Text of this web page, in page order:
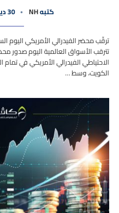
كتبهNH 30 ديسمبر، 2025
تترقب الأسواق العالمية اليوم صدور
الكويت، وسط …